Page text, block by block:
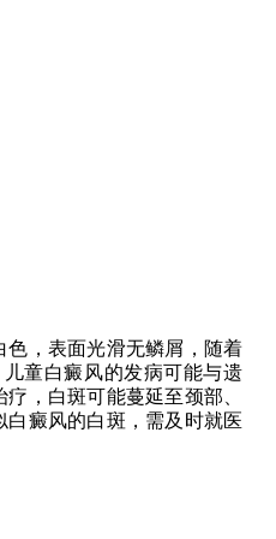
，表面光滑无鳞屑，随着
童白癜风的发病可能与遗
，白斑可能蔓延至颈部、
癜风的白斑，需及时就医